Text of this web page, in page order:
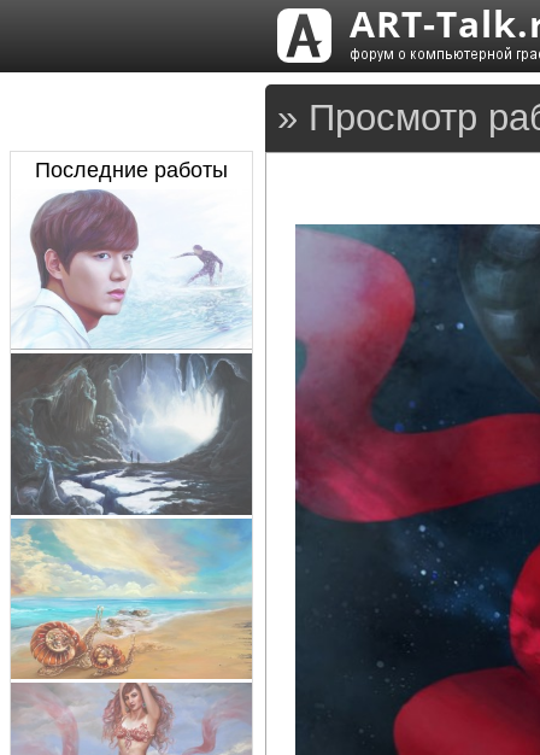
» Просмотр
Последние работы